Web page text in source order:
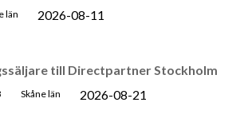
län 2026-08-11
till Directpartner Stockholm
Skåne län 2026-08-21